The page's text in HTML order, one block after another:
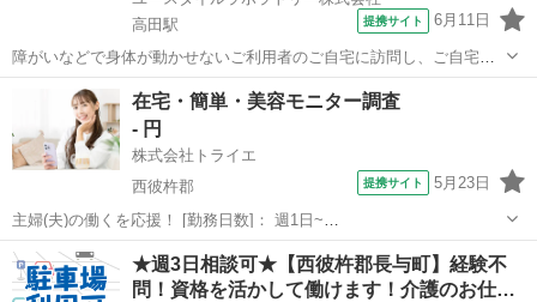
高田駅
提携サイト 6月11日
障がいなどで身体が動かせないご利用者のご自宅に訪問し、ご自宅で
の生活を支援する、見守りがメインの訪問介護のお仕事です。もちろ
ん直行直帰OK。 【サービス】 訪問介護（日勤） 【仕事内容】 見守り
がメインの訪問介護のお仕事...
西彼杵郡 高田駅 介護
在宅・簡単・美容モニター調査
- 円
株式会社トライエ
西彼杵郡
提携サイト 5月23日
主婦(夫)の働くを応援！ [勤務日数]： 週1日~
10:00~13:00/12:00~15:00/13:30~17:30/14:30~17:30/18:00~21:00 月/
火/水/木/金/土/日 などから選べます [...
長崎 西彼杵郡 その他
★週3日相談可★【西彼杵郡長与町】経験不
問！資格を活かして働けます！介護のお仕…